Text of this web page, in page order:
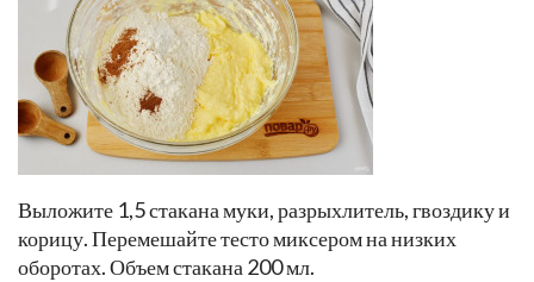
Выложите 1,5 стакана муки, разрыхлитель, гвоздику и
корицу. Перемешайте тесто миксером на низких
оборотах. Объем стакана 200 мл.